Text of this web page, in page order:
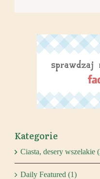
Kategorie
Ciasta, desery wszelakie
Daily Featured (1)